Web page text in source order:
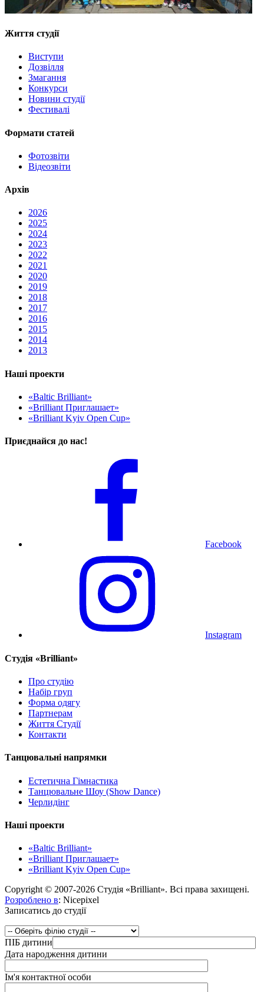
Життя студії
Виступи
Дозвілля
Змагання
Конкурси
Новини студії
Фестивалі
Формати статей
Фотозвіти
Відеозвіти
Архів
2026
2025
2024
2023
2022
2021
2020
2019
2018
2017
2016
2015
2014
2013
Наші проекти
«Baltic Brilliant»
«Brilliant Приглашает»
«Brilliant Kyiv Open Cup»
Приєднайся до нас!
Facebook
Instagram
Cтудія «Brilliant»
Про студію
Набір груп
Форма одягу
Партнерам
Життя Студії
Контакти
Танцювальні напрямки
Естетична Гімнастика
Танцювальне Шоу (Show Dance)
Черлидінг
Наші проекти
«Baltic Brilliant»
«Brilliant Приглашает»
«Brilliant Kyiv Open Cup»
Copyright © 2007-2026 Студія «Brilliant». Всі права захищені.
Розроблено в: Nicepixel
Записатись до студії
ПІБ дитини
Дата народження дитини
Ім'я контактної особи